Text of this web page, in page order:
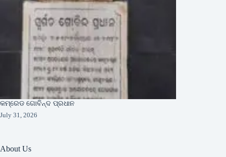
କମ୍ରେଡ ଗୋବିନ୍ଦ ପ୍ରଧାନ
July 31, 2026
About Us